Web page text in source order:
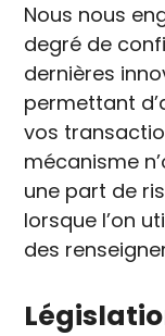
Nous nous
degré de
dernières
permettant
vos
mécanisme
une part de
lorsque l’on
des